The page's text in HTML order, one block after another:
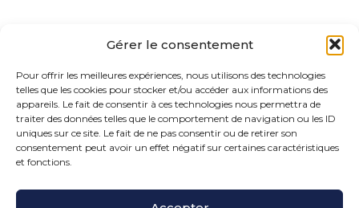
Gérer le consentement
Pour offrir les meilleures expériences, nous utilisons des technologies
telles que les cookies pour stocker et/ou accéder aux informations des
appareils. Le fait de consentir à ces technologies nous permettra de
traiter des données telles que le comportement de navigation ou les ID
uniques sur ce site. Le fait de ne pas consentir ou de retirer son
consentement peut avoir un effet négatif sur certaines caractéristiques
et fonctions.
Commentaires récents
Aucun commentaire à afficher.